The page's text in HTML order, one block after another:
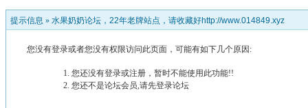
提示信息 » 水果奶奶论坛，22年老牌站点，请收藏好http://www.014849.xyz
您没有登录或者您没有权限访问此页面，可能有如下几个原因:
您还没有登录或注册，暂时不能使用此功能!!
您还不是论坛会员,请先登录论坛